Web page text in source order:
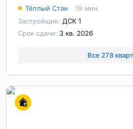
Тёплый Стан
19 мин.
Застройщик: ДСК 1
Срок сдачи: 3 кв. 2026
Все 278